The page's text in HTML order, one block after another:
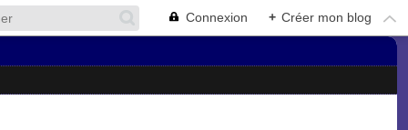
Connexion + Créer mon blog